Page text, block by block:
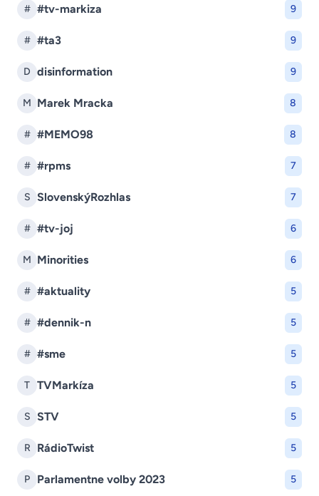
# #tv-markiza 9
# #ta3 9
D disinformation 9
M Marek Mracka 8
# #MEMO98 8
# #rpms 7
S SlovenskýRozhlas 7
# #tv-joj 6
M Minorities 6
# #aktuality 5
# #dennik-n 5
# #sme 5
T TVMarkíza 5
S STV 5
R RádioTwist 5
P Parlamentne volby 2023 5